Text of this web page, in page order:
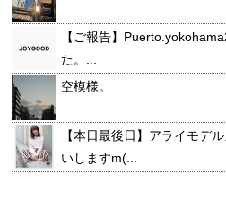
【ご報告】
た。...
空模様。
【本日最後日】アライモデ
いしますm(...